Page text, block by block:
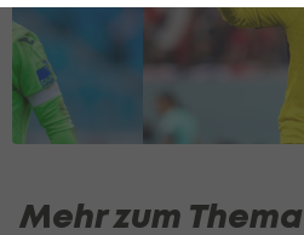
Mehr zum Thema